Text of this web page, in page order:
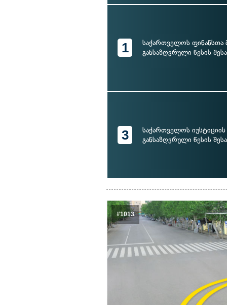
1
საქართველოს ფინანსთა
განსაზღვრული წესის
3
საქართველოს
განსაზღვრული წესის
#1013